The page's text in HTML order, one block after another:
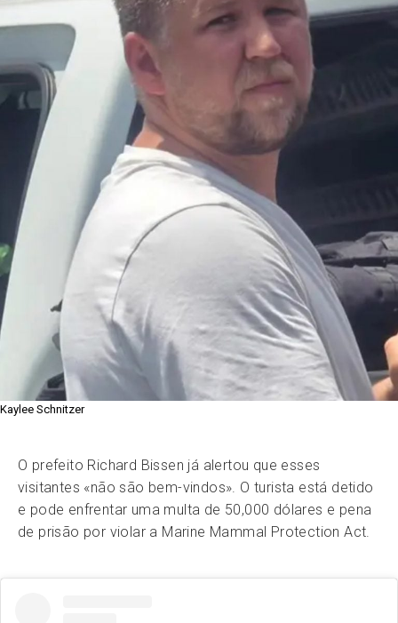
Kaylee Schnitzer
O prefeito Richard Bissen já alertou que esses
visitantes «não são bem-vindos». O turista está detido
e pode enfrentar uma multa de 50,000 dólares e pena
de prisão por violar a Marine Mammal Protection Act.